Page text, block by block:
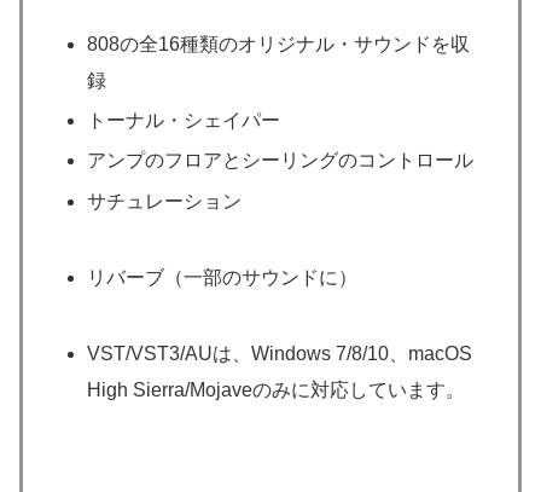
808の全16種類のオリジナル・サウンドを収
録
トーナル・シェイパー
アンプのフロアとシーリングのコントロール
サチュレーション
リバーブ（一部のサウンドに）
VST/VST3/AUは、Windows 7/8/10、macOS
High Sierra/Mojaveのみに対応しています。